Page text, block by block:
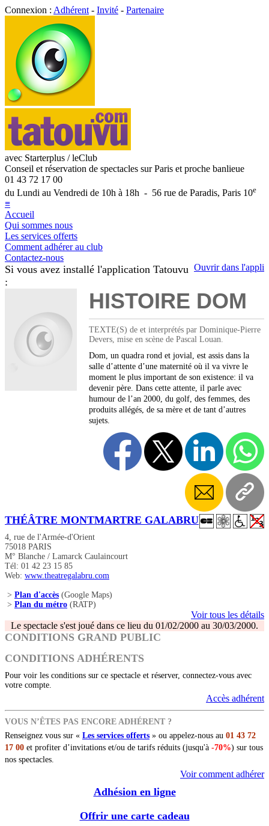
Connexion : Adhérent - Invité - Partenaire
avec Starterplus / leClub
Conseil et réservation de spectacles sur Paris et proche banlieue
01 43 72 17 00
du Lundi au Vendredi de 10h à 18h - 56 rue de Paradis, Paris 10e
≡
Accueil
Qui sommes nous
Les services offerts
Comment adhérer au club
Contactez-nous
Ouvrir dans l'appli
Si vous avez installé l'application Tatouvu
:
HISTOIRE DOM
TEXTE(S) de et interprétés par Dominique-Pierre
Devers, mise en scène de Pascal Louan.
Dom, un quadra rond et jovial, est assis dans la
salle d’attente d’une maternité où il va vivre le
moment le plus important de son existence: il va
devenir père. Dans cette attente, il parle avec
humour de l’an 2000, du golf, des femmes, des
produits allégés, de sa mère et de tant d’autres
sujets.
THÉÂTRE MONTMARTRE GALABRU
4, rue de l'Armée-d'Orient
75018 PARIS
M° Blanche / Lamarck Caulaincourt
Tél: 01 42 23 15 85
Web: www.theatregalabru.com
> Plan d'accès (Google Maps)
> Plan du métro (RATP)
Voir tous les détails
Le spectacle s'est joué dans ce lieu du 01/02/2000 au 30/03/2000.
CONDITIONS GRAND PUBLIC
CONDITIONS ADHÉRENTS
Pour voir les conditions sur ce spectacle et réserver, connectez-vous avec
votre compte.
Accès adhérent
VOUS N’ÊTES PAS ENCORE ADHÉRENT ?
Renseignez vous sur « Les services offerts » ou appelez-nous au 01 43 72
17 00 et profiter d’invitations et/ou de tarifs réduits (jusqu'à -70%) sur tous
nos spectacles.
Voir comment adhérer
Adhésion en ligne
Offrir une carte cadeau